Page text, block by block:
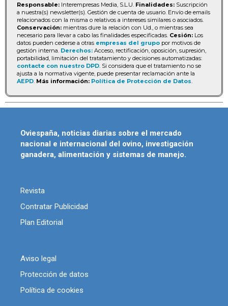
Responsable: Interempresas Media, S.L.U. Finalidades: Suscripción
a nuestra(s) newsletter(s). Gestión de cuenta de usuario. Envío de emails
relacionados con la misma o relativos a intereses similares o asociados.
Conservación: mientras dure la relación con Ud., o mientras sea
necesario para llevar a cabo las finalidades especificadas. Cesión: Los
datos pueden cederse a otras empresas del grupo por motivos de
gestión interna. Derechos: Acceso, rectificación, oposición, supresión,
portabilidad, limitación del tratatamiento y decisiones automatizadas:
contacte con nuestro DPD . Si considera que el tratamiento no se
ajusta a la normativa vigente, puede presentar reclamación ante la
AEPD Más información: Política de Protección de Datos
Oviespaña, noticias diarias sobre el mercado
nacional e internacional del ovino, investigación
ganadera, alimentación y sistemas de manejo.
Revista
Contratar Publicidad
Plan Editorial
Aviso legal
Protección de datos
Política de cookies